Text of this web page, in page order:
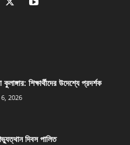
শিক্ষার্থীদের উদেশ্যে প্রদর্শক
2026
দিবস পালিত